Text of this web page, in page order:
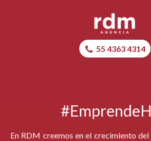
55 4363 4314
En RDM creemos en el crecimiento